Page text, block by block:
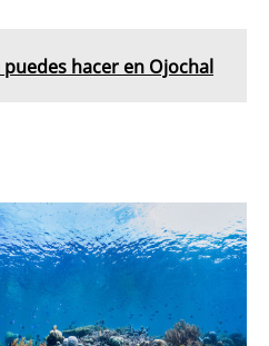
puedes hacer en Ojochal